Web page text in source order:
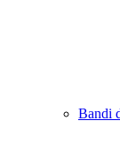
Bandi